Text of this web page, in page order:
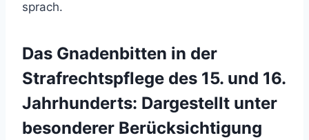
sprach.
Das Gnadenbitten in der
Strafrechtspflege des 15. und 16.
Jahrhunderts: Dargestellt unter
besonderer Berücksichtigung